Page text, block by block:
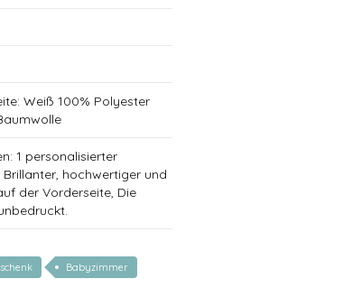
Weiß 100% Polyester
1 personalisierter
hochwertiger und
der Vorderseite, Die
Babyzimmer